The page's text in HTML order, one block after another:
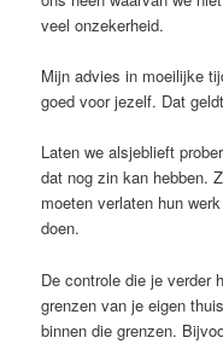
veel onzekerheid.
Mijn advies in moeilijke
goed voor jezelf. Dat
Laten we alsjeblieft
dat nog zin kan hebben.
moeten verlaten hun
doen.
De controle die je verder
grenzen van je eigen
binnen die grenzen.